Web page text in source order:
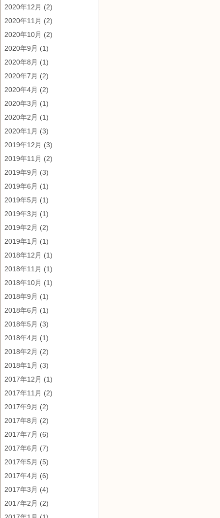
2020年12月 (2)
2020年11月 (2)
2020年10月 (2)
2020年9月 (1)
2020年8月 (1)
2020年7月 (2)
2020年4月 (2)
2020年3月 (1)
2020年2月 (1)
2020年1月 (3)
2019年12月 (3)
2019年11月 (2)
2019年9月 (3)
2019年6月 (1)
2019年5月 (1)
2019年3月 (1)
2019年2月 (2)
2019年1月 (1)
2018年12月 (1)
2018年11月 (1)
2018年10月 (1)
2018年9月 (1)
2018年6月 (1)
2018年5月 (3)
2018年4月 (1)
2018年2月 (2)
2018年1月 (3)
2017年12月 (1)
2017年11月 (2)
2017年9月 (2)
2017年8月 (2)
2017年7月 (6)
2017年6月 (7)
2017年5月 (5)
2017年4月 (6)
2017年3月 (4)
2017年2月 (2)